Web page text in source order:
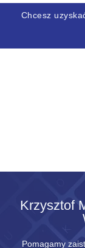
Chcesz
Krzysztof
Pomagamy